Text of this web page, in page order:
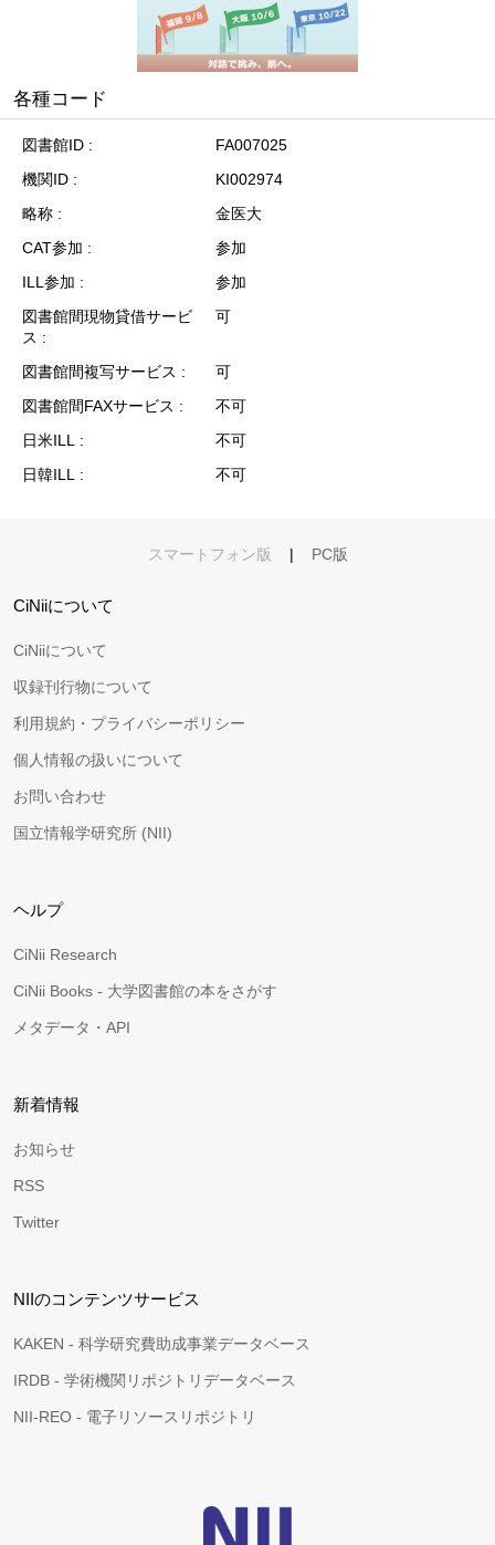
各種コード
図書館ID
FA007025
機関ID
KI002974
略称
金医大
CAT参加
参加
ILL参加
参加
図書館間現物貸借サービ
ス
可
図書館間複写サービス
可
図書館間FAXサービス
不可
日米ILL
不可
日韓ILL
不可
スマートフォン版 | PC版
CiNiiについて
CiNiiについて
収録刊行物について
利用規約・プライバシーポリシー
個人情報の扱いについて
お問い合わせ
国立情報学研究所 (NII)
ヘルプ
CiNii Research
CiNii Books - 大学図書館の本をさがす
メタデータ・API
新着情報
お知らせ
RSS
Twitter
NIIのコンテンツサービス
KAKEN - 科学研究費助成事業データベース
IRDB - 学術機関リポジトリデータベース
NII-REO - 電子リソースリポジトリ